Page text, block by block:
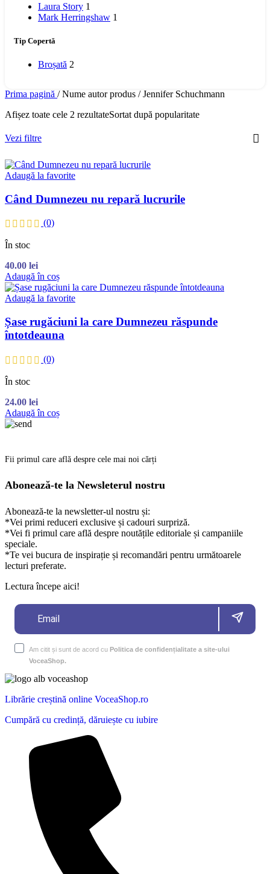
Laura Story 1
Mark Herringshaw 1
Tip Copertă
Broșată 2
Prima pagină / Nume autor produs / Jennifer Schuchmann
Afișez toate cele 2 rezultateSortat după popularitate
Vezi filtre
Adaugă la favorite
Când Dumnezeu nu repară lucrurile
(0)
În stoc
40.00 lei
Adaugă în coș
Adaugă la favorite
Șase rugăciuni la care Dumnezeu răspunde
întotdeauna
(0)
În stoc
24.00 lei
Adaugă în coș
Fii primul care află despre cele mai noi cărți
Abonează-te la Newsleterul nostru
Abonează-te la newsletter-ul nostru și:
*Vei primi reduceri exclusive și cadouri surpriză.
*Vei fi primul care află despre noutățile editoriale și campaniile
speciale.
*Te vei bucura de inspirație și recomandări pentru următoarele
lecturi preferate.
Lectura începe aici!
Am citit și sunt de acord cu Politica de confidențialitate a site-ului
VoceaShop.
Librărie creștină online VoceaShop.ro
Cumpără cu credință, dăruiește cu iubire